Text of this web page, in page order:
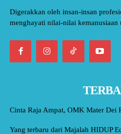
Digerakkan oleh insan-insan
menghayati nilai-nilai kemanusiaan
Cinta Raja Ampat, OMK Mater Dei
Yang terbaru dari Majalah HIDUP